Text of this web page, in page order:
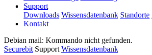
Support
Downloads Wissensdatenbank Standorte
Kontakt
Debian mail: Kommando nicht gefunden.
Securebit Support Wissensdatenbank